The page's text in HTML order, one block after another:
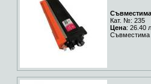
Кат. №: 235
Цена: 26.40
Съвместима